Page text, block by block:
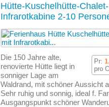
Hütte-Kuschelhütte-
Infrarotkabine 2-10
Pr:
pro
Die 150 Jahre alte,
renovierte Hütte liegt in
sonniger Lage am
Waldrand, mit schöner Aussicht
Sehr ruhig und sonnig, ideal f.
Ausgangspunkt schöner